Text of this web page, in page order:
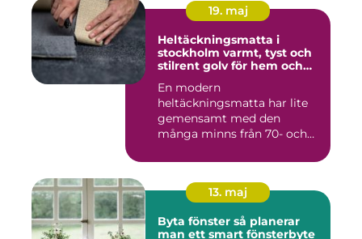
19. maj
Heltäckningsmatta i
stockholm varmt, tyst och
stilrent golv för hem och
En modern
heltäckningsmatta har lite
gemensamt med den
många minns från 70- och
13. maj
Byta fönster så planerar
man ett smart fönsterbyte